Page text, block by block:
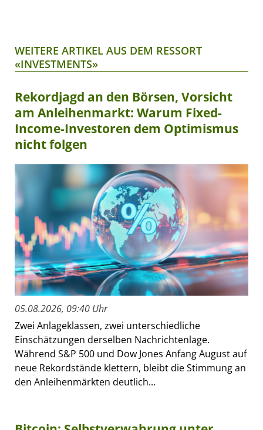
WEITERE ARTIKEL AUS DEM RESSORT
«INVESTMENTS»
Rekordjagd an den Börsen, Vorsicht
am Anleihenmarkt: Warum Fixed-
Income-Investoren dem Optimismus
nicht folgen
05.08.2026, 09:40 Uhr
Zwei Anlageklassen, zwei unterschiedliche
Einschätzungen derselben Nachrichtenlage.
Während S&P 500 und Dow Jones Anfang August auf
neue Rekordstände klettern, bleibt die Stimmung an
den Anleihenmärkten deutlich...